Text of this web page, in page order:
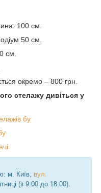
100 см.
50 см.
см.
окремо – 800 грн.
стелажу дивіться у
бу
м. Київ, вул.
(з 9:00 до 18:00).